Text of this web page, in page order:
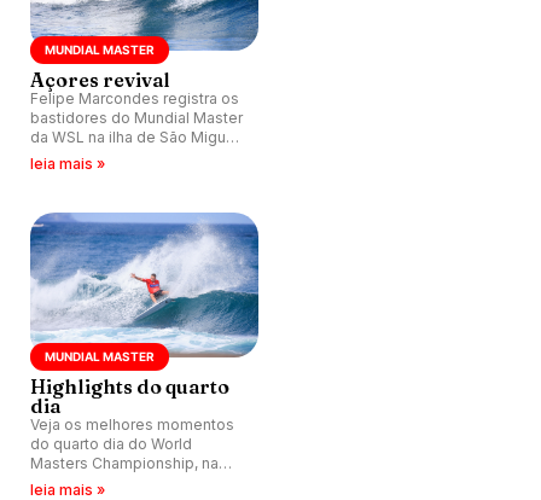
MUNDIAL MASTER
Açores revival
Felipe Marcondes registra os
bastidores do Mundial Master
da WSL na ilha de São Miguel,
região dos Açores, Portugal.
leia mais »
MUNDIAL MASTER
Highlights do quarto
dia
Veja os melhores momentos
do quarto dia do World
Masters Championship, na
praia de Santa Barbara,
leia mais »